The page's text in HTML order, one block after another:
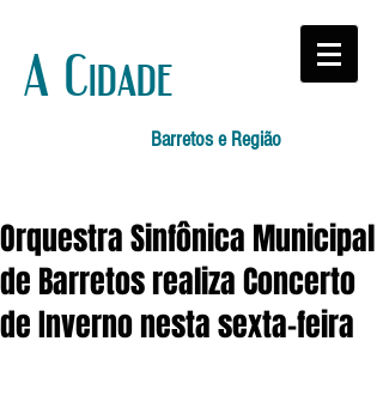
A Cidade
Barretos e Região
Orquestra Sinfônica Municipal
de Barretos realiza Concerto
de Inverno nesta sexta-feira